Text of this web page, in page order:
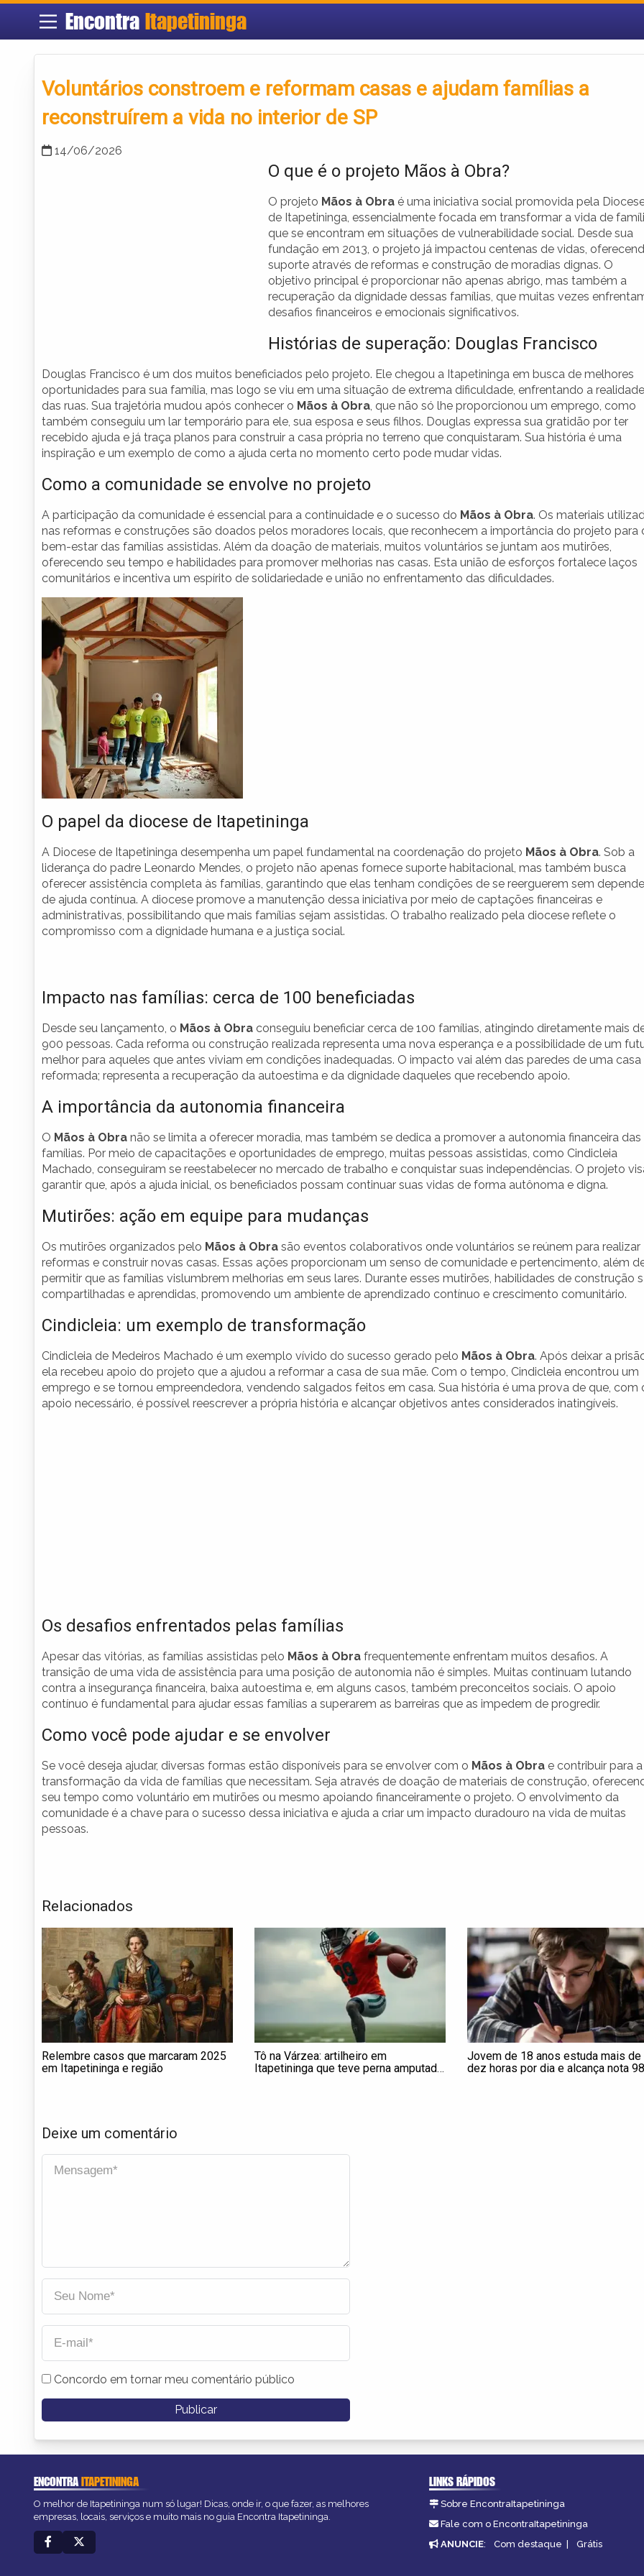
Encontra Itapetininga
Voluntários constroem e reformam casas e ajudam famílias a
reconstruírem a vida no interior de SP
14/06/2026
O que é o projeto Mãos à Obra?
O projeto Mãos à Obra é uma iniciativa social promovida pela
de Itapetininga, essencialmente focada em transformar a vida de
que se encontram em situações de vulnerabilidade social. Desde sua
fundação em 2013, o projeto já impactou centenas de vidas,
suporte através de reformas e construção de moradias dignas. O
objetivo principal é proporcionar não apenas abrigo, mas também a
recuperação da dignidade dessas famílias, que muitas vezes
desafios financeiros e emocionais significativos.
Histórias de superação: Douglas Francisco
Douglas Francisco é um dos muitos beneficiados pelo projeto. Ele chegou a Itapetininga em busca de melhores
oportunidades para sua família, mas logo se viu em uma situação de extrema dificuldade, enfrentando a realidade
das ruas. Sua trajetória mudou após conhecer o Mãos à Obra, que não só lhe proporcionou um emprego, como
também conseguiu um lar temporário para ele, sua esposa e seus filhos. Douglas expressa sua gratidão por ter
recebido ajuda e já traça planos para construir a casa própria no terreno que conquistaram. Sua história é uma
inspiração e um exemplo de como a ajuda certa no momento certo pode mudar vidas.
Como a comunidade se envolve no projeto
A participação da comunidade é essencial para a continuidade e o sucesso do Mãos à Obra. Os materiais
nas reformas e construções são doados pelos moradores locais, que reconhecem a importância do projeto para
bem-estar das famílias assistidas. Além da doação de materiais, muitos voluntários se juntam aos mutirões,
oferecendo seu tempo e habilidades para promover melhorias nas casas. Esta união de esforços fortalece laços
comunitários e incentiva um espírito de solidariedade e união no enfrentamento das dificuldades.
O papel da diocese de Itapetininga
A Diocese de Itapetininga desempenha um papel fundamental na coordenação do projeto Mãos à Obra. Sob a
liderança do padre Leonardo Mendes, o projeto não apenas fornece suporte habitacional, mas também busca
oferecer assistência completa às famílias, garantindo que elas tenham condições de se reerguerem sem
de ajuda contínua. A diocese promove a manutenção dessa iniciativa por meio de captações financeiras e
administrativas, possibilitando que mais famílias sejam assistidas. O trabalho realizado pela diocese reflete o
compromisso com a dignidade humana e a justiça social.
Impacto nas famílias: cerca de 100 beneficiadas
Desde seu lançamento, o Mãos à Obra conseguiu beneficiar cerca de 100 famílias, atingindo diretamente mais
900 pessoas. Cada reforma ou construção realizada representa uma nova esperança e a possibilidade de um
melhor para aqueles que antes viviam em condições inadequadas. O impacto vai além das paredes de uma casa
reformada; representa a recuperação da autoestima e da dignidade daqueles que recebendo apoio.
A importância da autonomia financeira
O Mãos à Obra não se limita a oferecer moradia, mas também se dedica a promover a autonomia financeira das
famílias. Por meio de capacitações e oportunidades de emprego, muitas pessoas assistidas, como Cindicleia
Machado, conseguiram se reestabelecer no mercado de trabalho e conquistar suas independências. O projeto
garantir que, após a ajuda inicial, os beneficiados possam continuar suas vidas de forma autônoma e digna.
Mutirões: ação em equipe para mudanças
Os mutirões organizados pelo Mãos à Obra são eventos colaborativos onde voluntários se reúnem para realizar
reformas e construir novas casas. Essas ações proporcionam um senso de comunidade e pertencimento, além
permitir que as famílias vislumbrem melhorias em seus lares. Durante esses mutirões, habilidades de construção
compartilhadas e aprendidas, promovendo um ambiente de aprendizado contínuo e crescimento comunitário.
Cindicleia: um exemplo de transformação
Cindicleia de Medeiros Machado é um exemplo vívido do sucesso gerado pelo Mãos à Obra. Após deixar a
ela recebeu apoio do projeto que a ajudou a reformar a casa de sua mãe. Com o tempo, Cindicleia encontrou um
emprego e se tornou empreendedora, vendendo salgados feitos em casa. Sua história é uma prova de que, com
apoio necessário, é possível reescrever a própria história e alcançar objetivos antes considerados inatingíveis.
Os desafios enfrentados pelas famílias
Apesar das vitórias, as famílias assistidas pelo Mãos à Obra frequentemente enfrentam muitos desafios. A
transição de uma vida de assistência para uma posição de autonomia não é simples. Muitas continuam lutando
contra a insegurança financeira, baixa autoestima e, em alguns casos, também preconceitos sociais. O apoio
contínuo é fundamental para ajudar essas famílias a superarem as barreiras que as impedem de progredir.
Como você pode ajudar e se envolver
Se você deseja ajudar, diversas formas estão disponíveis para se envolver com o Mãos à Obra e contribuir para a
transformação da vida de famílias que necessitam. Seja através de doação de materiais de construção,
seu tempo como voluntário em mutirões ou mesmo apoiando financeiramente o projeto. O envolvimento da
comunidade é a chave para o sucesso dessa iniciativa e ajuda a criar um impacto duradouro na vida de muitas
pessoas.
Relacionados
Relembre casos que marcaram 2025
em Itapetininga e região
Tô na Várzea: artilheiro em
Itapetininga que teve perna amputada
Jovem de 18 anos estuda mais de
dez horas por dia e alcança nota
Deixe um comentário
Concordo em tornar meu comentário público
ENCONTRAITAPETININGA
O melhor de Itapetininga num só lugar! Dicas, onde ir, o que fazer, as melhores
empresas, locais, serviços e muito mais no guia Encontra Itapetininga.
LINKS RÁPIDOS
Sobre EncontraItapetininga
Fale com o EncontraItapetininga
ANUNCIE: Com destaque | Grátis